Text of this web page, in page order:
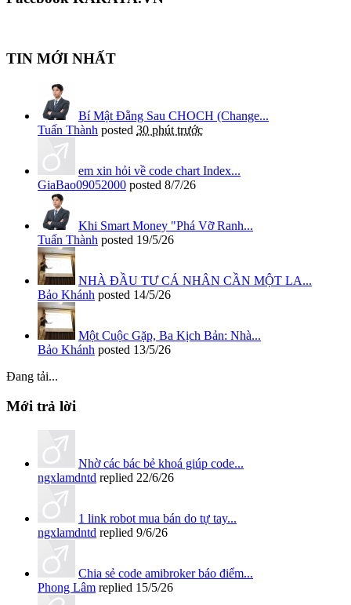
TIN MỚI NHẤT
Bí Mật Đằng Sau CHOCH (Change...
Tuấn Thành posted 30 phút trước
em xin hỏi về code chart Index...
GiaBao09052000 posted 8/7/26
Khi Smart Money "Phá Vỡ Ranh...
Tuấn Thành posted 19/5/26
NHÀ ĐẦU TƯ CÁ NHÂN CẦN MỘT LA...
Bảo Khánh posted 14/5/26
Một Cuộc Gặp, Ba Kịch Bản: Nhà...
Bảo Khánh posted 13/5/26
Đang tải...
Mới trả lời
Nhờ các bác bẻ khoá giúp code...
ngxlamdntd replied 22/6/26
1 link robot mua bán do tự tay...
ngxlamdntd replied 9/6/26
Chia sẻ code amibroker báo điểm...
Phong Lâm replied 15/5/26